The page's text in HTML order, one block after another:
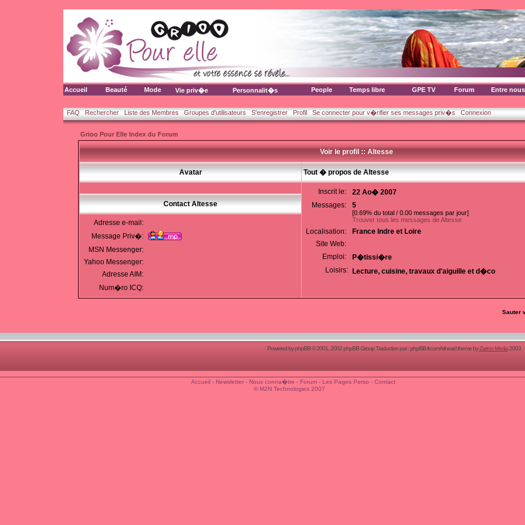
Accueil Beauté Mode Vie priv�e Personnalit�s People Temps libre GPE TV Forum Entre nous
FAQ Rechercher Liste des Membres Groupes d'utilisateurs S'enregistrer Profil Se connecter pour v�rifier ses messages priv�s Connexion
Grioo Pour Elle Index du Forum
Voir le profil :: Altesse
Avatar Tout � propos de Altesse
Inscrit le:
22 Ao� 2007
Messages:
5
[0.69% du total / 0.00 messages par jour]
Trouver tous les messages de Altesse
Localisation:
France Indre et Loire
Site Web:
Emploi:
P�tissi�re
Loisirs:
Lecture, cuisine, travaux d'aiguille et d�co
Contact Altesse
Adresse e-mail:
Message Priv�:
MSN Messenger:
Yahoo Messenger:
Adresse AIM:
Num�ro ICQ:
Sauter
Powered byphpBB© 2001, 2002 phpBB Group Traduction par :phpBB-fr.comAirhead theme byZarron Media2003
Accueil- Newsletter- Nous conna�tre - Forum- Les Pages Perso - Contact
© M2N Technologies 2007